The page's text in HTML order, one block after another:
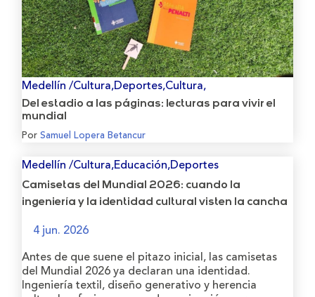
Medellín /Cultura,Deportes,Cultura,
Del estadio a las páginas: lecturas para vivir el
mundial
PorSamuel Lopera Betancur
Medellín /Cultura,Educación,Deportes
Camisetas del Mundial 2026: cuando la
ingeniería y la identidad cultural visten la cancha
4 jun. 2026
Antes de que suene el pitazo inicial, las camisetas
del Mundial 2026 ya declaran una identidad.
Ingeniería textil, diseño generativo y herencia